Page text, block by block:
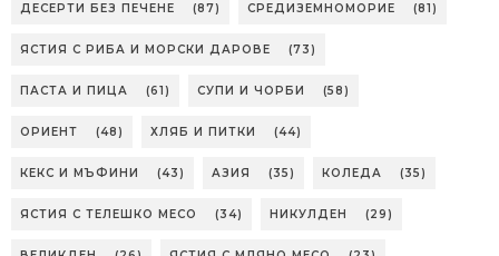
ДЕСЕРТИ БЕЗ ПЕЧЕНЕ (87) СРЕДИЗЕМНОМОРИЕ (81)
ЯСТИЯ С РИБА И МОРСКИ ДАРОВЕ (73)
ПАСТА И ПИЦА (61) СУПИ И ЧОРБИ (58)
ОРИЕНТ (48) ХЛЯБ И ПИТКИ (44)
КЕКС И МЪФИНИ (43) АЗИЯ (35) КОЛЕДА (35)
ЯСТИЯ С ТЕЛЕШКО МЕСО (34) НИКУЛДЕН (29)